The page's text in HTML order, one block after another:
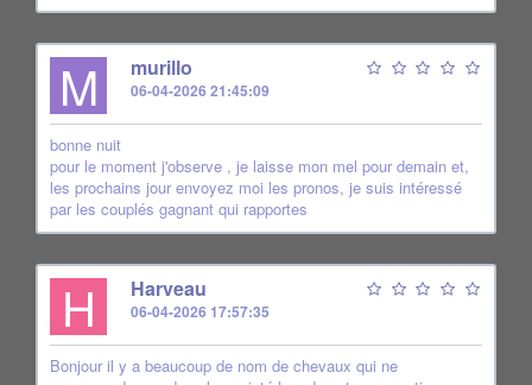
M murillo
06-04-2026 21:45:09
bonne nuit
pour le moment j'observe , je laisse mon mel pour demain et,
les prochains jour envoyez moi les pronos, je suis intéressé
par les couplés gagnant qui rapportes
H Harveau
06-04-2026 17:57:35
Bonjour il y a beaucoup de nom de chevaux qui ne